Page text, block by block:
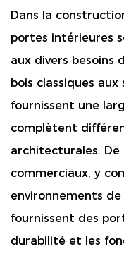
Dans la
portes intérieures
aux divers besoins
bois classiques
fournissent une
complètent
architecturales. De
commerciaux, y
environnements
fournissent des
durabilité et les